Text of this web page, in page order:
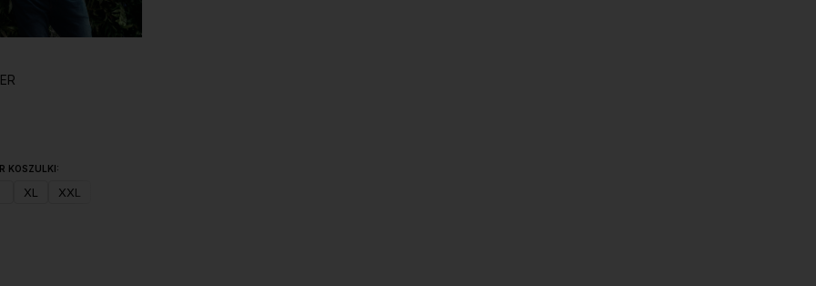
KOSZULKI:
XL XXL